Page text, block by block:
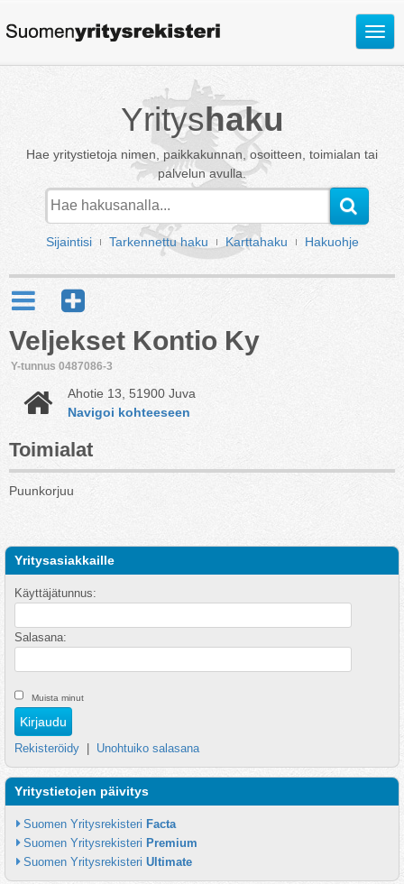
Avaa
Yrityshaku
Hae yritystietoja nimen, paikkakunnan, osoitteen, toimialan tai
palvelun avulla.
Sijaintisi Tarkennettu haku Karttahaku Hakuohje
Veljekset Kontio Ky
Y-tunnus 0487086-3
Ahotie 13, 51900 Juva
Navigoi kohteeseen
Toimialat
Puunkorjuu
Yritysasiakkaille
Käyttäjätunnus:
Salasana:
Muista minut
Rekisteröidy Unohtuiko salasana
Yritystietojen päivitys
Suomen Yritysrekisteri Facta
Suomen Yritysrekisteri Premium
Suomen Yritysrekisteri Ultimate